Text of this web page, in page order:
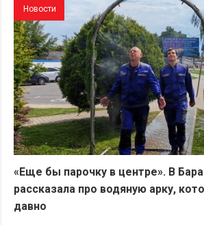
Новости
«Еще бы парочку в центре». В
рассказала про водяную арку,
давно